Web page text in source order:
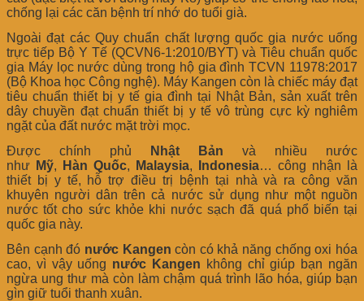
chống lại các căn bệnh trí nhớ do tuổi già.
Ngoài đạt các Quy chuẩn chất lượng quốc gia nước uống
trực tiếp Bộ Y Tế (QCVN6-1:2010/BYT) và Tiêu chuẩn quốc
gia Máy lọc nước dùng trong hộ gia đình TCVN 11978:2017
(Bộ Khoa học Công nghệ). Máy Kangen còn là chiếc máy đạt
tiêu chuẩn thiết bị y tế gia đình tại Nhật Bản, sản xuất trên
dây chuyền đạt chuẩn thiết bị y tế vô trùng cực kỳ nghiêm
ngặt của đất nước mặt trời mọc.
Được chính phủ
Nhật Bản và nhiều nước
như Mỹ, Hàn Quốc, Malaysia, Indonesia… công nhận là
thiết bị y tế, hỗ trợ điều trị bệnh tại nhà và ra công văn
khuyên người dân trên cả nước sử dụng như một nguồn
nước tốt cho sức khỏe khi nước sạch đã quá phổ biến tại
quốc gia này.
Bên cạnh đó nước Kangen còn có khả năng chống oxi hóa
cao, vì vậy uống nước Kangen không chỉ giúp bạn ngăn
ngừa ung thư mà còn làm chậm quá trình lão hóa, giúp bạn
gìn giữ tuổi thanh xuân.